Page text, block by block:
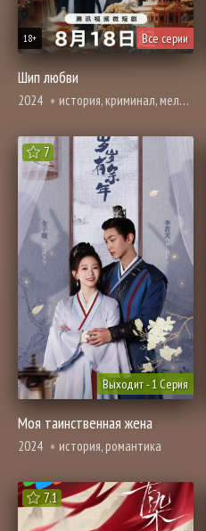
Все серии
18+
Шип любви
2024 история, криминал, мелодрама, романтика, смерть
7
Выходит - 1 Серия
Моя таинственная жена
2024 история, романтика
7.1